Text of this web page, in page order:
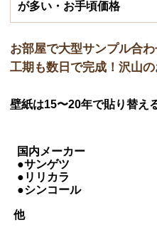
が多い・お手頃価格
お部屋で大型サンプル合
工期も数日で完成！沢山
壁紙は15〜20年で貼り替え
国内メーカー
●サンゲツ
●リリカラ
●シンコール
他